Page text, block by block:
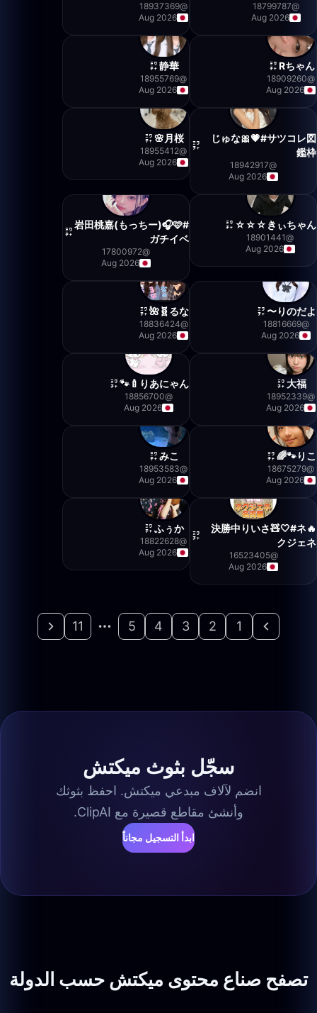
@
18799787
Aug 2026
@
18937369
Aug 2026
Rちゃん
@
18909260
Aug 2026
静華
@
18955769
Aug 2026
じゅな🎀💗#サツコレ図
鑑枠
@
18942917
Aug 2026
月桜🌸
@
18955412
Aug 2026
きぃちゃん☆☆☆
@
18901441
Aug 2026
岩田桃嘉(もっちー)🎧🩷#
ガチイベ
@
17800972
Aug 2026
りのだよ〜
@
18816669
Aug 2026
るな🧬🌺
@
18836424
Aug 2026
大福
@
18952339
Aug 2026
りあにゃん🍼🐾
@
18856700
Aug 2026
りこ🐾🌈
@
18675279
Aug 2026
みこ
@
18953583
Aug 2026
🔥決勝中りいさ🧸🤍#ネ
クジェネ
@
16523405
Aug 2026
ふぅか
@
18822628
Aug 2026
1
2
3
4
5
11
سجّل بثوث ميكتش
انضم لآلاف مبدعي ميكتش. احفظ بثوثك
وأنشئ مقاطع قصيرة مع ClipAI.
ابدأ التسجيل مجاناً
تصفح صناع محتوى ميكتش حسب الدولة